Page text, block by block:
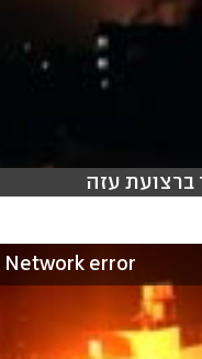
ברצועת עזה
error